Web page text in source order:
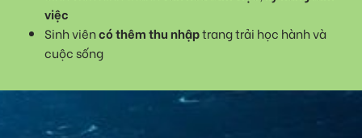
việc
Sinh viêncó thêm thu nhậptrang trải học hành và
cuộc sống